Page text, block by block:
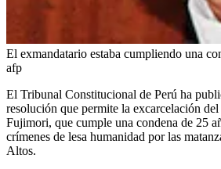
El exmandatario estaba cumpliendo una
afp
El Tribunal Constitucional de Perú ha
resolución que permite la excarcelación
Fujimori, que cumple una condena de 25
crímenes de lesa humanidad por las
Altos.